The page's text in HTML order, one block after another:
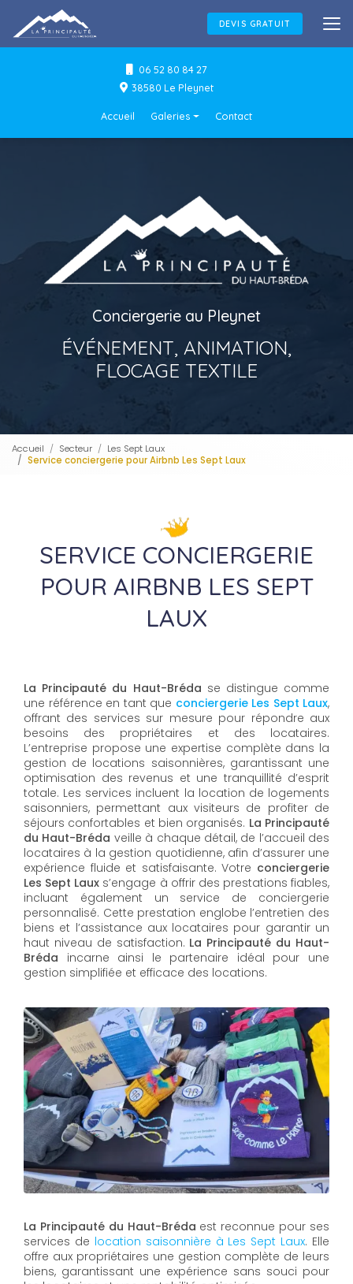
contenu
principal
06 52 80 84 27
38580 Le Pleynet
Accueil Galeries
Flocage textile
Contact
DEVIS GRATUIT
Conciergerie au Pleynet
ÉVÉNEMENT, ANIMATION,
FLOCAGE TEXTILE
Accueil Secteur
Les Sept Laux
Service conciergerie pour Airbnb Les Sept Laux
SERVICE CONCIERGERIE
POUR AIRBNB LES SEPT
LAUX
La Principauté du Haut-Bréda se distingue comme
une référence en tant que conciergerie Les Sept Laux,
offrant des services sur mesure pour répondre aux
besoins des propriétaires et des locataires.
L’entreprise propose une expertise complète dans la
gestion de locations saisonnières, garantissant une
optimisation des revenus et une tranquillité d’esprit
totale. Les services incluent la location de logements
saisonniers, permettant aux visiteurs de profiter de
séjours confortables et bien organisés. La Principauté
du Haut-Bréda veille à chaque détail, de l’accueil des
locataires à la gestion quotidienne, afin d’assurer une
expérience fluide et satisfaisante. Votre conciergerie
Les Sept Laux s’engage à offrir des prestations fiables,
incluant également un service de conciergerie
personnalisé. Cette prestation englobe l’entretien des
biens et l’assistance aux locataires pour garantir un
haut niveau de satisfaction. La Principauté du Haut-
Bréda incarne ainsi le partenaire idéal pour une
gestion simplifiée et efficace des locations.
La Principauté du Haut-Bréda est reconnue pour ses
services de location saisonnière à Les Sept Laux. Elle
offre aux propriétaires une gestion complète de leurs
biens, garantissant une expérience sans souci pour